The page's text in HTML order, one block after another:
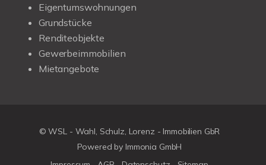
Eigentumswohnungen
Grundstücke
Renditeobjekte
Gewerbeimmobilien
Mietangebote
© WSL - Wahl, Schulz, Lorenz - Immobilien GbR
Powered by Immonia GmbH